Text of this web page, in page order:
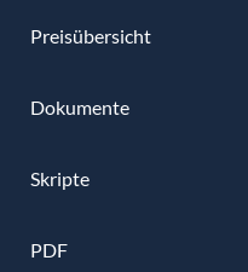
Preisübersicht
Dokumente
Skripte
PDF